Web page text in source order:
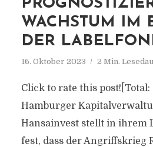
WACHSTUM IM
DER
16. Oktober 2023 2 Min.
Click to rate this post![Total:
Hamburger
Hansainvest stellt in ihrem
fest, dass der Angriffskrieg